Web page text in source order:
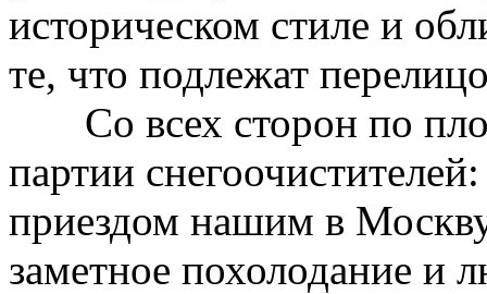
историческом стиле и
те, что подлежат
Со всех сторон по
партии
приездом нашим в
заметное похолодание и